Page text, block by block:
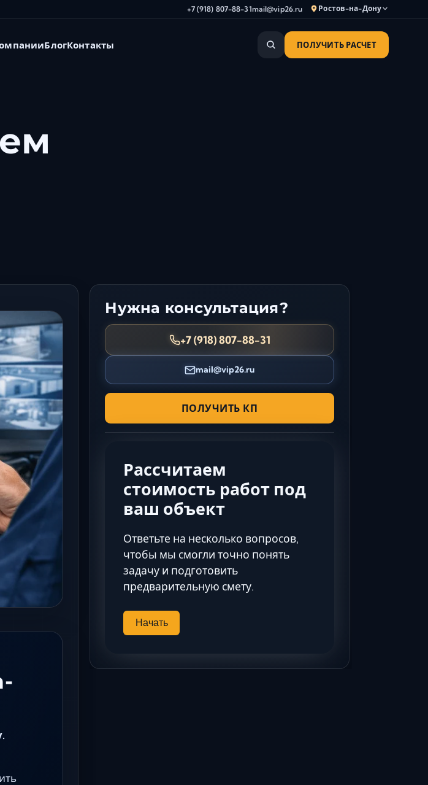
+7 (918) 807-88-31mail@vip26.ru Ростов-на-Дону
Керчь
Кисловодск
Магас
Майкоп
Минеральные Воды
Севастополь
Сочи
Ставрополь
БлогКонтакты ПОЛУЧИТЬ РАСЧЕТ
Нужна консультация?
+7 (918) 807-88-31
mail@vip26.ru
ПОЛУЧИТЬ КП
Рассчитаем
стоимость работ под
ваш объект
Ответьте на несколько вопросов,
чтобы мы смогли точно понять
задачу и подготовить
предварительную смету.
Начать